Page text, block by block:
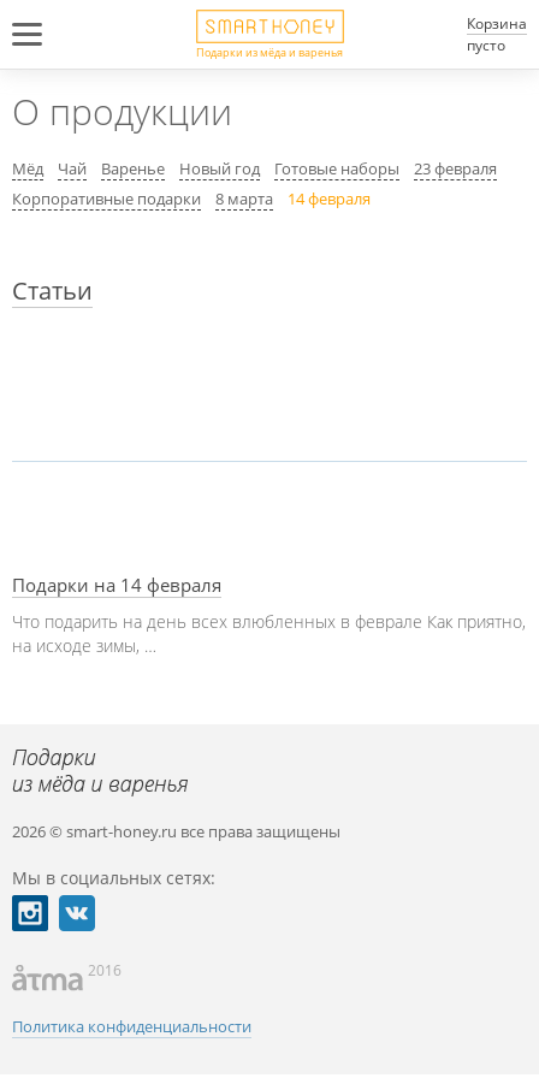
Подарки из мёда и варенья
Корзина
пусто
О продукции
Мёд Чай Варенье Новый год Готовые наборы
23 февраля
Корпоративные подарки
8 марта 14 февраля
Статьи
Подарки на 14 февраля
Что подарить на день всех влюбленных в феврале Как приятно,
на исходе зимы, …
2026 © smart-honey.ru все права защищены
Мы в социальных сетях:
2016
Политика конфиденциальности